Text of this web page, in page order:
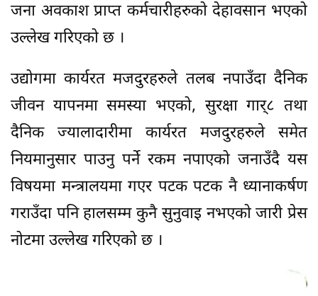
जना अवकाश प्राप्त कर्मचारीहरुको देहावसान भएको
उल्लेख गरिएको छ ।
उद्योगमा कार्यरत मजदुरहरुले तलब नपाउँदा दैनिक
जीवन यापनमा समस्या भएको, सुरक्षा गार्८ तथा
दैनिक ज्यालादारीमा कार्यरत मजदुरहरुले समेत
नियमानुसार पाउनु पर्ने रकम नपाएको जनाउँदै यस
विषयमा मन्त्रालयमा गएर पटक पटक नै ध्यानाकर्षण
गराउँदा पनि हालसम्म कुनै सुनुवाइ नभएको जारी प्रेस
नोटमा उल्लेख गरिएको छ ।